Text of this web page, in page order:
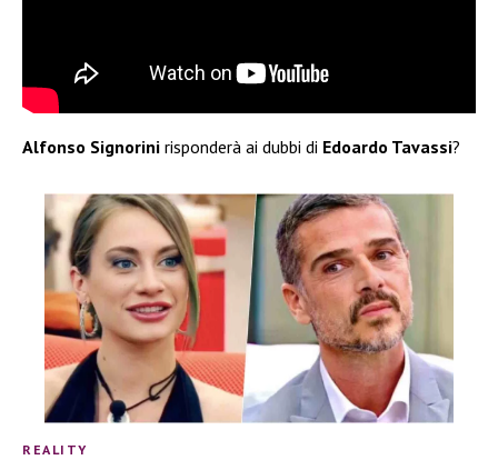
Alfonso Signorini risponderà ai dubbi di Edoardo Tavassi?
REALITY